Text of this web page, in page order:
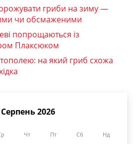
гриби на зиму —
чи обсмаженими
попрощаються із
Плаксюком
на який гриб схожа
Серпень 2026
Чт Пт Сб Нд